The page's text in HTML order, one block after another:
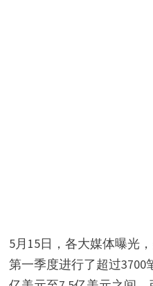
5月15日，各大媒体曝光
第一季度进行了超过3700